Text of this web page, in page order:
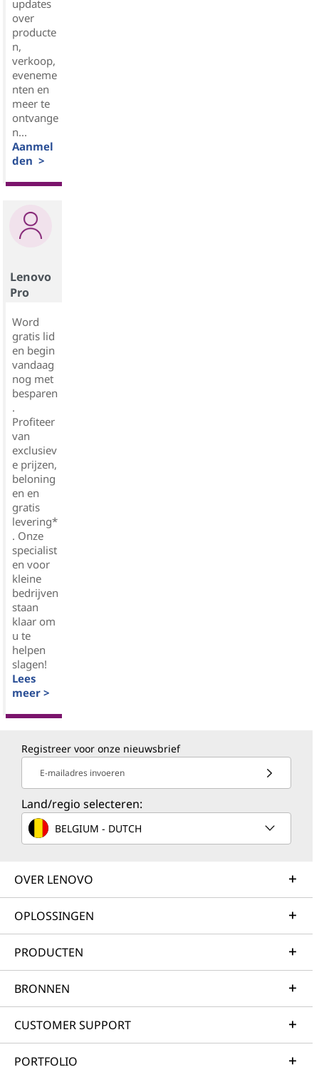
updates
over
producte
n,
verkoop,
eveneme
nten en
meer te
ontvange
n...
Aanmel
den >
Lenovo
Pro
Word
gratis lid
en begin
vandaag
nog met
besparen
.
Profiteer
van
exclusiev
e prijzen,
beloning
en en
gratis
levering*
. Onze
specialist
en voor
kleine
bedrijven
staan
klaar om
u te
helpen
slagen!
Lees
meer >
Registreer voor onze nieuwsbrief
E-mailadres invoeren
Land/regio selecteren:
BELGIUM - DUTCH
OVER LENOVO
OPLOSSINGEN
PRODUCTEN
BRONNEN
CUSTOMER SUPPORT
PORTFOLIO